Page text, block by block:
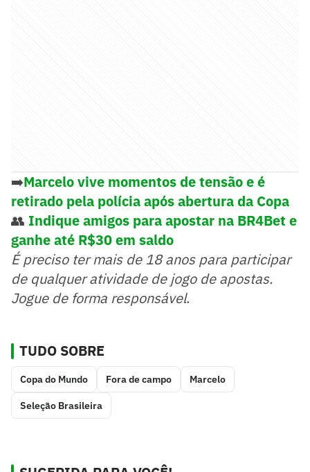
➡️Marcelo vive momentos de tensão e é
retirado pela polícia após abertura da Copa
👥 Indique amigos para apostar na BR4Bet e
ganhe até R$30 em saldo
É preciso ter mais de 18 anos para participar
de qualquer atividade de jogo de apostas.
Jogue de forma responsável.
TUDO SOBRE
Copa do Mundo Fora de campo Marcelo
Seleção Brasileira